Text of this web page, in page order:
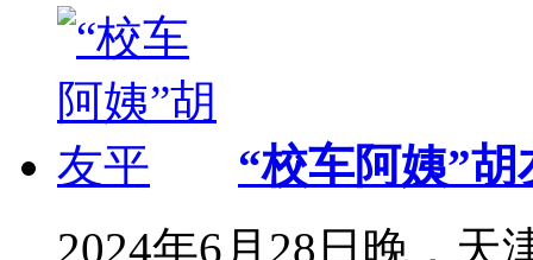
“校车阿姨”胡
2024年6月28日晚，天